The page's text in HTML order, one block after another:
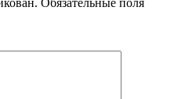
Обязательные поля